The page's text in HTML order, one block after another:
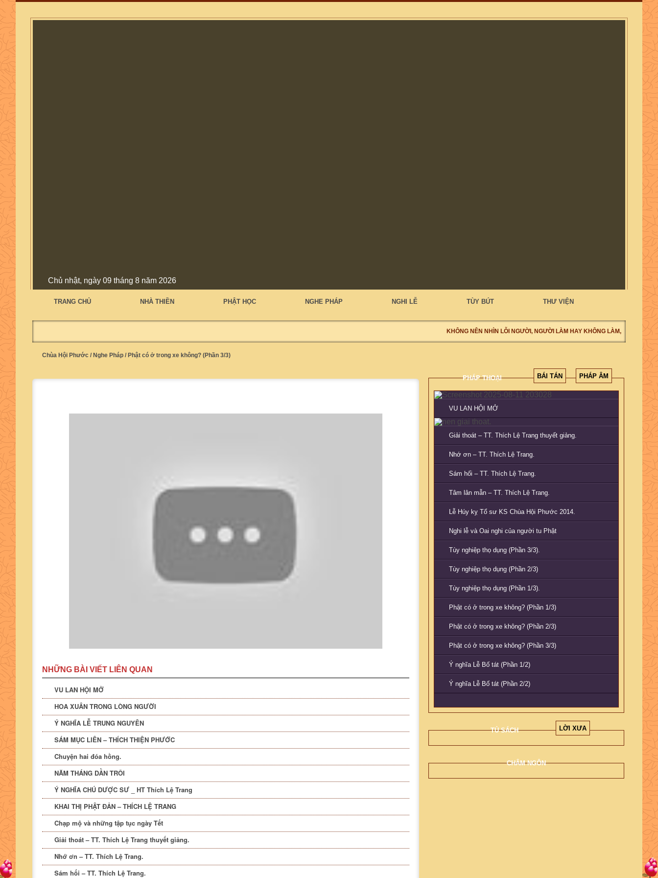
Chủ nhật, ngày 09 tháng 8 năm 2026
TRANG CHỦ NHÀ THIỀN PHẬT HỌC NGHE PHÁP NGHI LỄ TÙY BÚT THƯ VIỆN
KHÔNG NÊN NHÌN LỖI NGƯỜI, NGƯỜI LÀM HAY KHÔNG LÀM, NÊN NHÌN
Chùa Hội Phước / Nghe Pháp / Phật có ở trong xe không? (Phần 3/3)
NHỮNG BÀI VIẾT LIÊN QUAN
VU LAN HỘI MỞ
HOA XUÂN TRONG LÒNG NGƯỜI
Ý NGHĨA LỄ TRUNG NGUYÊN
SÁM MỤC LIÊN – THÍCH THIỆN PHƯỚC
Chuyện hai đóa hồng.
NĂM THÁNG DẦN TRÔI
Ý NGHĨA CHÚ DƯỢC SƯ _ HT Thích Lệ Trang
KHAI THỊ PHẬT ĐẢN – THÍCH LỆ TRANG
Chạp mộ và những tập tục ngày Tết
Giải thoát – TT. Thích Lệ Trang thuyết giảng.
Nhớ ơn – TT. Thích Lệ Trang.
Sám hối – TT. Thích Lệ Trang.
PHÁP THOẠI BÁI TÁN PHÁP ÂM
VU LAN HỘI MỞ
Giải thoát – TT. Thích Lệ Trang thuyết giảng.
Nhớ ơn – TT. Thích Lệ Trang.
Sám hối – TT. Thích Lệ Trang.
Tâm lân mẫn – TT. Thích Lệ Trang.
Lễ Húy kỵ Tổ sư KS Chùa Hội Phước 2014.
Nghi lễ và Oai nghi của người tu Phật
Tùy nghiệp thọ dụng (Phần 3/3).
Tùy nghiệp thọ dụng (Phần 2/3)
Tùy nghiệp thọ dụng (Phần 1/3).
Phật có ở trong xe không? (Phần 1/3)
Phật có ở trong xe không? (Phần 2/3)
Phật có ở trong xe không? (Phần 3/3)
Ý nghĩa Lễ Bố tát (Phần 1/2)
Ý nghĩa Lễ Bố tát (Phần 2/2)
TỦ SÁCH LỜI XƯA
CHÂM NGÔN